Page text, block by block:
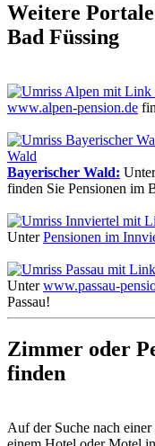
Weitere
Bad Füssing
www.alpen-pension.de
Bayerischer Wald:
finden Sie Pensionen im
UnterPensionen im
Unterwww.passau-
Passau!
Zimmer oder
finden
Auf der Suche nach